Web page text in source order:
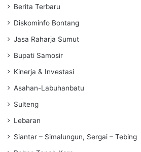
Berita Terbaru
Diskominfo Bontang
Jasa Raharja Sumut
Bupati Samosir
Kinerja & Investasi
Asahan-Labuhanbatu
Sulteng
Lebaran
Siantar – Simalungun, Sergai – Tebing